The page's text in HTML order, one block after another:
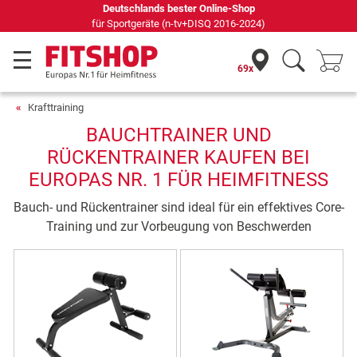
Deutschlands bester Online-Shop
für Sportgeräte (n-tv+DISQ 2016-2024)
69x
Krafttraining
BAUCHTRAINER UND
RÜCKENTRAINER KAUFEN BEI
EUROPAS NR. 1 FÜR HEIMFITNESS
Bauch- und Rückentrainer sind ideal für ein effektives Core-
Training und zur Vorbeugung von Beschwerden